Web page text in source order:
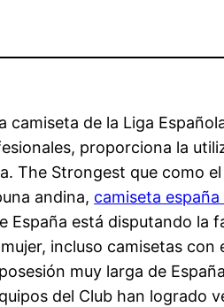
camiseta de la Liga
proporciona la
The Strongest que como
andina, camiseta
España está disputando la
incluso camisetas
muy larga de
del Club han